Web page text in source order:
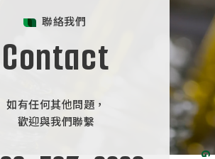
聯絡我們
Contact
如有任何其他問題，
歡迎與我們聯繫